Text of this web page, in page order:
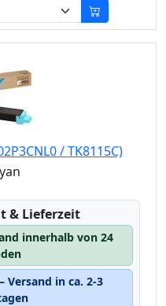
/ TK8115C)
& Lieferzeit
innerhalb von 24
Versand in ca. 2-3